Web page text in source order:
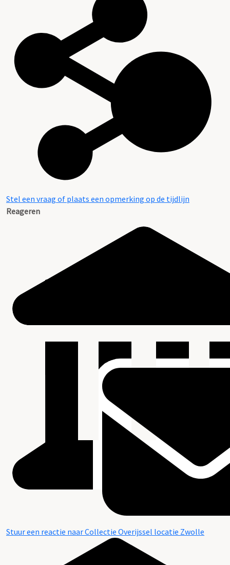
Stel een vraag of plaats een opmerking op de tijdlijn
Reageren
Stuur een reactie naar Collectie Overijssel locatie Zwolle